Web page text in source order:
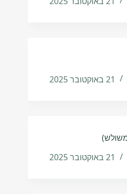
21 באוקטובר 2025
21 באוקטובר 2025